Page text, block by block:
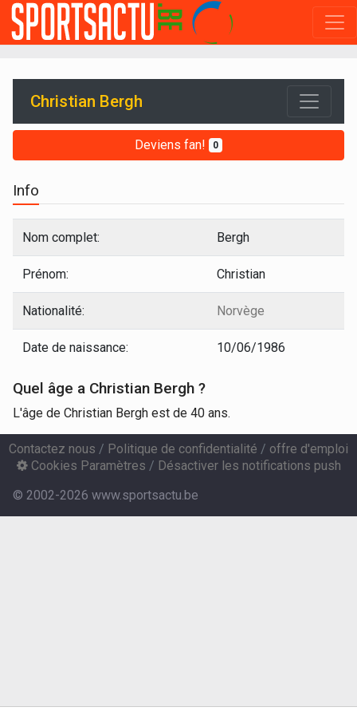
Christian Bergh
Deviens fan! 0
Info
Nom complet: Bergh
Prénom: Christian
Nationalité: Norvège
Date de naissance: 10/06/1986
Quel âge a Christian Bergh ?
L'âge de Christian Bergh est de 40 ans.
Contactez nous / Politique de confidentialité / offre d'emploi
Cookies Paramètres / Désactiver les notifications push
© 2002-2026 www.sportsactu.be